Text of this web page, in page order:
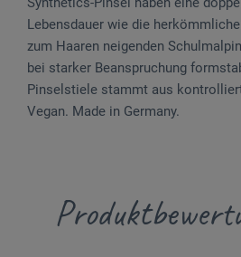
Lebensdauer wie die
zum Haaren neigenden
bei starker Beanspruchung
Pinselstiele stammt aus
Vegan. Made in Germany.